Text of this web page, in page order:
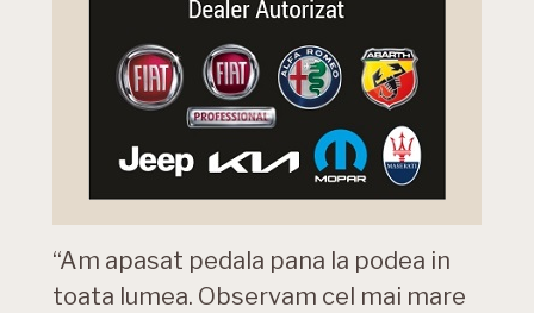
“Am apasat pedala pana la podea in
toata lumea. Observam cel mai mare